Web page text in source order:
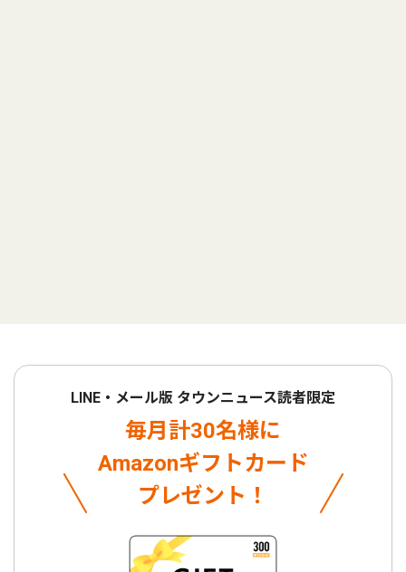
LINE・メール版 タウンニュース読者限定
毎月計30名様に
Amazonギフトカード
プレゼント！